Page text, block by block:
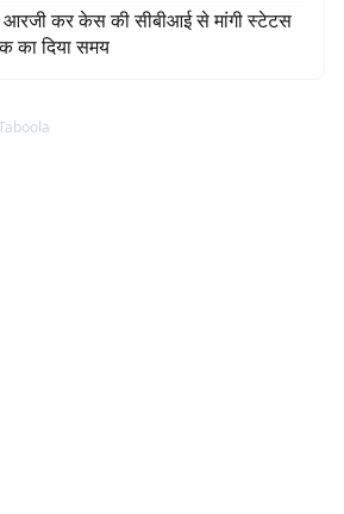
आरजी कर केस की सीबीआई से मांगी स्टेटस
का दिया समय